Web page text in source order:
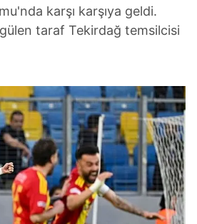
karşı karşıya geldi.
taraf Tekirdağ temsilcisi